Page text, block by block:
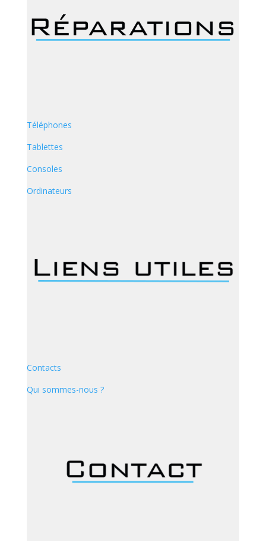
Téléphones
Tablettes
Consoles
Ordinateurs
Contacts
Qui sommes-nous ?